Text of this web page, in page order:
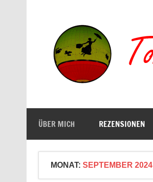
ÜBER MICH REZENSIONEN
MONAT: SEPTEMBER 2024